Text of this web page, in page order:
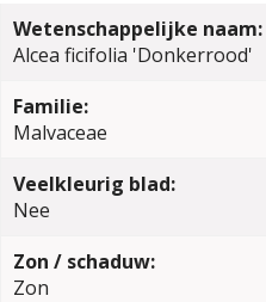
Wetenschappelijke naam:
Alcea ficifolia 'Donkerrood'
Familie:
Malvaceae
Veelkleurig blad:
Nee
Zon / schaduw:
Zon